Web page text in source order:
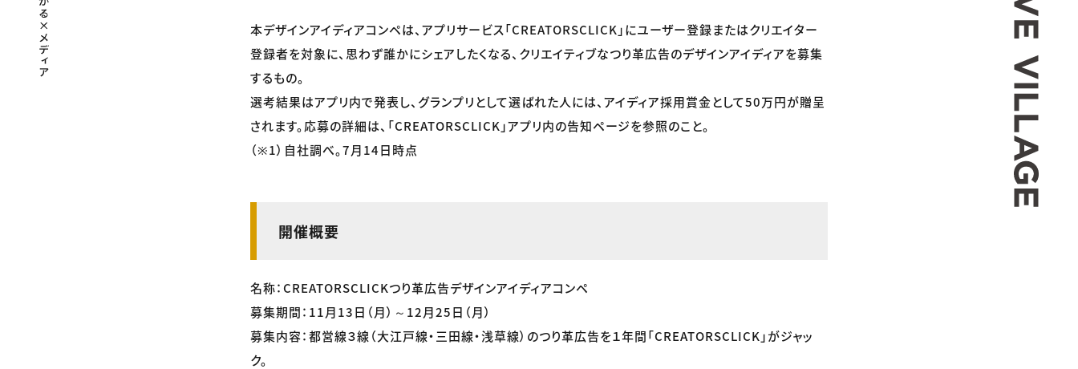
本デザインアイディアコンペは、アプリサービス「CREATORSCLICK」にユーザー登録またはクリエイター
登録者を対象に、思わず誰かにシェアしたくなる、クリエイティブなつり革広告のデザインアイディアを募集
するもの。
選考結果はアプリ内で発表し、グランプリとして選ばれた人には、アイディア採用賞金として50万円が贈呈
されます。応募の詳細は、「CREATORSCLICK」アプリ内の告知ページを参照のこと。
（※1）自社調べ。7月14日時点
開催概要
名称：CREATORSCLICKつり革広告デザインアイディアコンペ
募集期間：11月13日（月）～12月25日（月）
募集内容：都営線３線（大江戸線・三田線・浅草線）のつり革広告を１年間「CREATORSCLICK」がジャッ
ク。